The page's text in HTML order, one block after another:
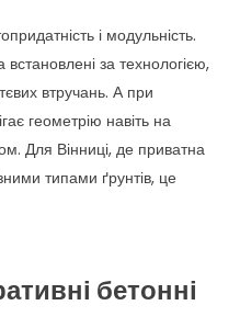
і модульність.
встановлені за технологією,
втручань. А при
геометрію навіть на
Для Вінниці, де приватна
типами ґрунтів, це
бетонні